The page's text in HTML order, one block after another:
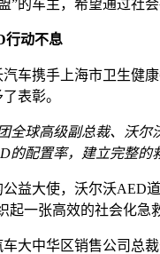
”的车主，希望通过社
行动不息
车携手上海市卫生健
表彰。
全球高级副总裁、沃尔
的配置率，建立完整
益大使，沃尔沃AED
起一张高效的社会化急
大中华区销售公司总